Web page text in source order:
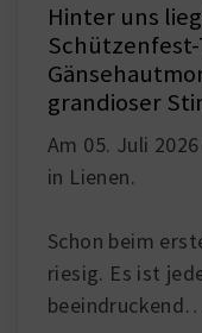
Hinter uns
grandioser
Am 05. Juli
in Lienen.
Schon beim
riesig. Es ist
beeindruckend…